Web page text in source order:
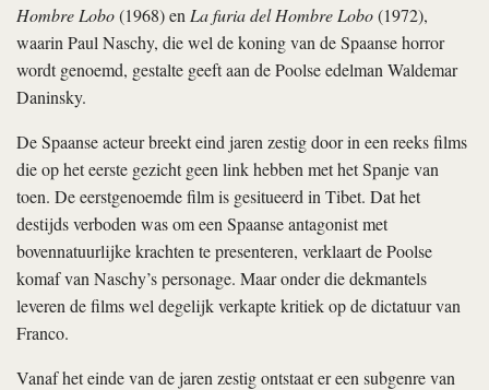
Hombre Lobo(1968) en La furia del Hombre Lobo(1972),
waarin Paul Naschy, die wel de koning van de Spaanse horror
wordt genoemd, gestalte geeft aan de Poolse edelman Waldemar
Daninsky.
De Spaanse acteur breekt eind jaren zestig door in een reeks films
die op het eerste gezicht geen link hebben met het Spanje van
toen. De eerstgenoemde film is gesitueerd in Tibet. Dat het
destijds verboden was om een Spaanse antagonist met
bovennatuurlijke krachten te presenteren, verklaart de Poolse
komaf van Naschy’s personage. Maar onder die dekmantels
leveren de films wel degelijk verkapte kritiek op de dictatuur van
Franco.
Vanaf het einde van de jaren zestig ontstaat er een subgenre van